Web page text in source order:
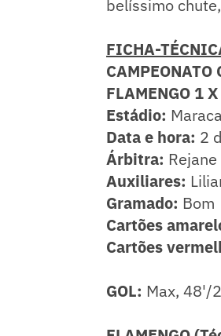
belíssimo
FICHA-
FLAMENGO 1
Estádio:
Data e hora: 2
Árbitra:
Auxiliares:
Gramado: Bom
Cartões
Cartões
GOL: Max, 48'/